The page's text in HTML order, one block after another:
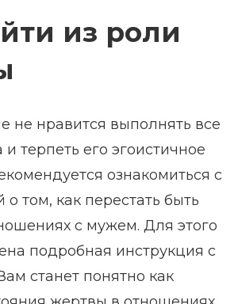
из роли
не нравится выполнять все
терпеть его эгоистичное
ознакомиться с
том, как перестать быть
с мужем. Для этого
подробная инструкция с
станет понятно как